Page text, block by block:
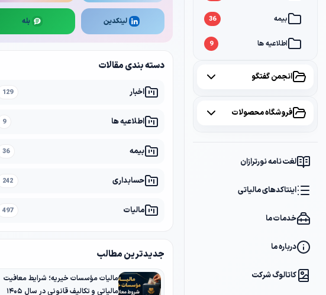
بیمه 36
اطلاعیه ها 9
انجمن گفتگو
سامانه مودیان
بانک
فروشگاه محصولات
پکیج DVD آموزشی
کتاب ها
فایل های دانلودی
لغت نامه نورترازان
اینتاکدهای مالیاتی
خدمات ما
درباره ما
کاتالوگ شرکت
لینکدین بله
دسته بندی مقالات
اخبار 129
اطلاعیه ها 9
بیمه 36
حسابداری 242
مالیات 497
جدیدترین مطالب
مالیات مؤسسات خیریه؛ شرایط معافیت
مالیاتی و تکالیف قانونی در سال ۱۴۰۵